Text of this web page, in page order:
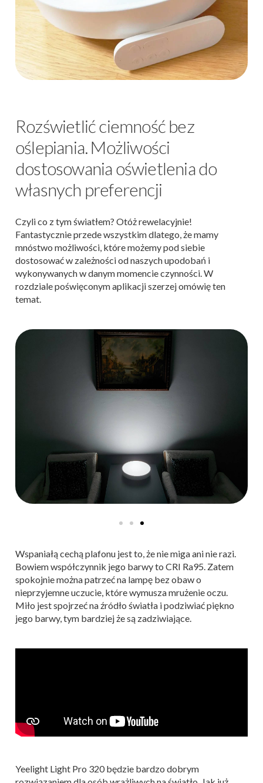
Rozświetlić ciemność bez
oślepiania. Możliwości
dostosowania oświetlenia do
własnych preferencji
Czyli co z tym światłem? Otóż rewelacyjnie!
Fantastycznie przede wszystkim dlatego, że mamy
mnóstwo możliwości, które możemy pod siebie
dostosować w zależności od naszych upodobań i
wykonywanych w danym momencie czynności. W
rozdziale poświęconym aplikacji szerzej omówię ten
temat.
Wspaniałą cechą plafonu jest to, że nie miga ani nie razi.
Bowiem współczynnik jego barwy to CRI Ra95. Zatem
spokojnie można patrzeć na lampę bez obaw o
nieprzyjemne uczucie, które wymusza mrużenie oczu.
Miło jest spojrzeć na źródło światła i podziwiać piękno
jego barwy, tym bardziej że są zadziwiające.
Yeelight Light Pro 320 będzie bardzo dobrym